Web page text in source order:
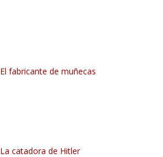
El fabricante de muñecas
La catadora de Hitler